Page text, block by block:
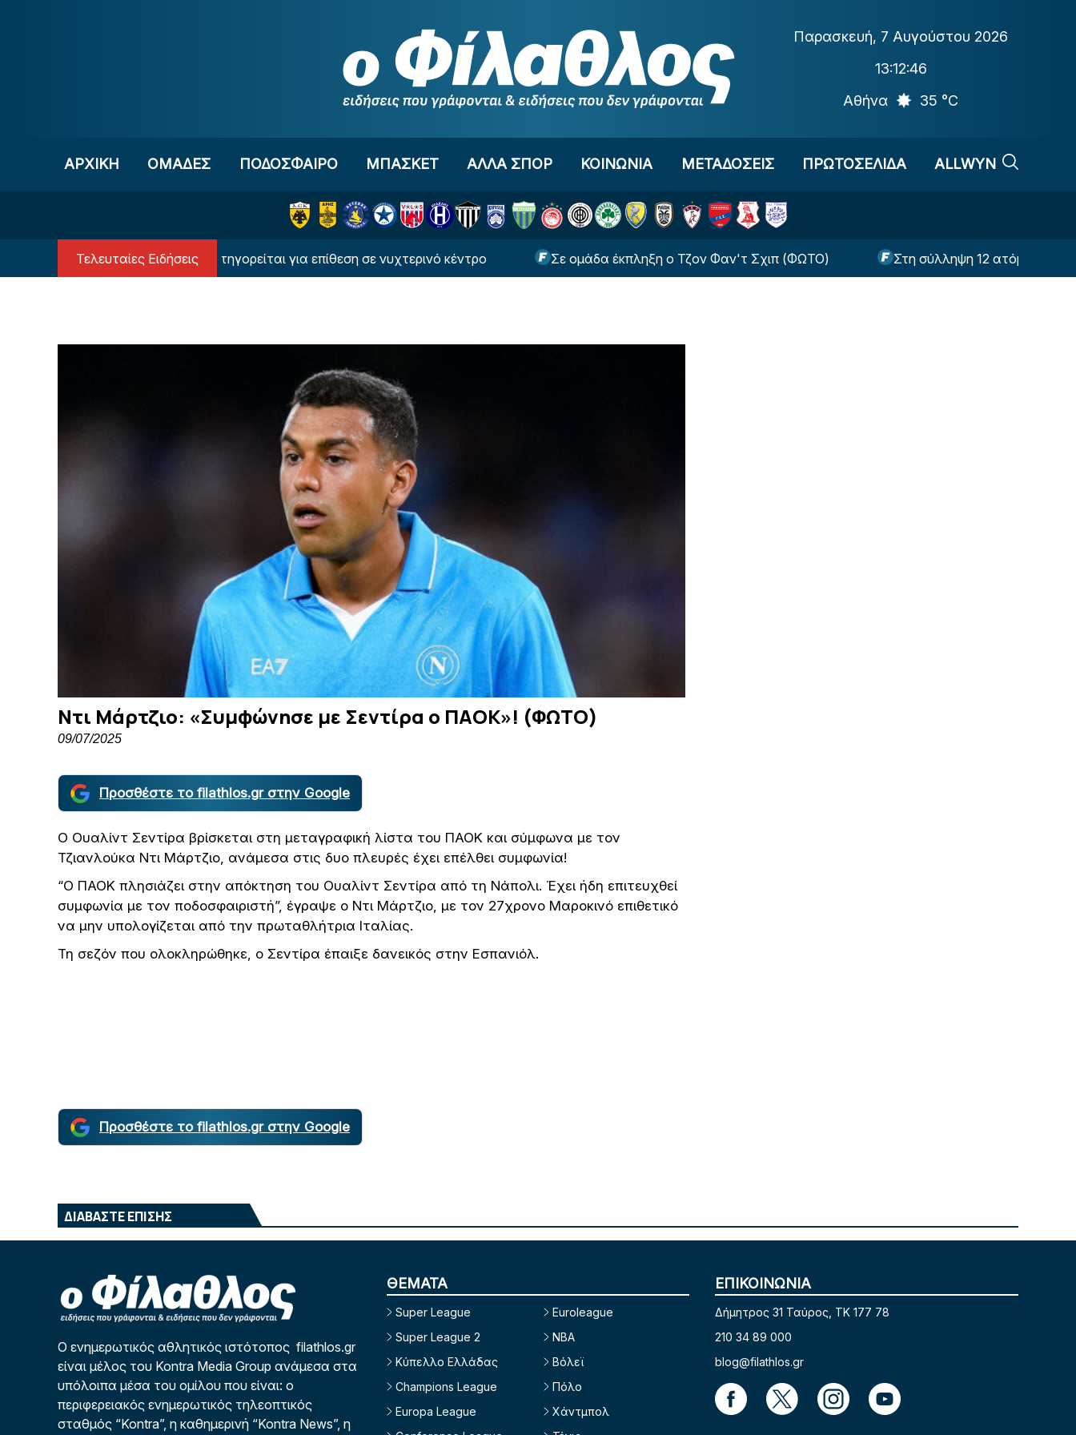
Παρασκευή, 7 Αυγούστου 2026
13:12:47
Αθήνα
35 °C
ΑΡΧΙΚΗ OΜΑΔΕΣ ΠΟΔΟΣΦΑΙΡΟ ΜΠΑΣΚΕΤ ΑΛΛΑ ΣΠΟΡ ΚΟΙΝΩΝΙΑ ΜΕΤΑΔΟΣΕΙΣ ΠΡΩΤΟΣΕΛΙΔΑ ALLWYN
Τελευταίες Ειδήσεις
σούπερ επιθετικός κατηγορείται για επίθεση σε νυχτερινό κέντρο Σε ομάδα έκπληξη ο Τζον Φαν'τ Σχιπ (ΦΩΤΟ) Στη σύλληψη 12 ατόμων
Ντι Μάρτζιο: «Συμφώνησε με Σεντίρα ο ΠΑΟΚ»! (ΦΩΤΟ)
09/07/2025
Προσθέστε το filathlos.gr στην Google
Ο Ουαλίντ Σεντίρα βρίσκεται στη μεταγραφική λίστα του ΠΑΟΚ και σύμφωνα με τον
Τζιανλούκα Ντι Μάρτζιο, ανάμεσα στις δυο πλευρές έχει επέλθει συμφωνία!
“Ο ΠΑΟΚ πλησιάζει στην απόκτηση του Ουαλίντ Σεντίρα από τη Νάπολι. Έχει ήδη επιτευχθεί
συμφωνία με τον ποδοσφαιριστή”, έγραψε ο Ντι Μάρτζιο, με τον 27χρονο Μαροκινό επιθετικό
να μην υπολογίζεται από την πρωταθλήτρια Ιταλίας.
Τη σεζόν που ολοκληρώθηκε, ο Σεντίρα έπαιξε δανεικός στην Εσπανιόλ.
Προσθέστε το filathlos.gr στην Google
ΔΙΑΒΑΣΤΕ ΕΠΙΣΗΣ
Ο ενημερωτικός αθλητικός ιστότοπος filathlos.gr
είναι μέλος του Kontra Media Group ανάμεσα στα
υπόλοιπα μέσα του ομίλου που είναι: ο
περιφερειακός ενημερωτικός τηλεοπτικός
σταθμός “Kontra”, η καθημερινή “Kontra News”, η
ΘΕΜΑΤΑ
Super League
Super League 2
Κύπελλο Ελλάδας
Champions League
Europa League
Euroleague
NBA
Βόλεϊ
Πόλο
Χάντμπολ
ΕΠΙΚΟΙΝΩΝΙΑ
Δήμητρος 31 Ταύρος, TK 177 78
210 34 89 000
blog@filathlos.gr